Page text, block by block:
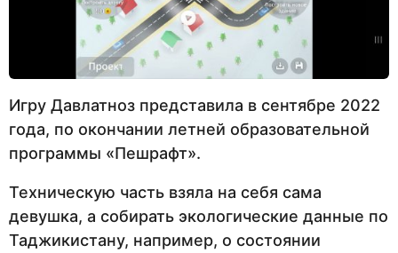
Игру Давлатноз представила в сентябре 2022
года, по окончании летней образовательной
программы «Пешрафт».
Техническую часть взяла на себя сама
девушка, а собирать экологические данные по
Таджикистану, например, о состоянии